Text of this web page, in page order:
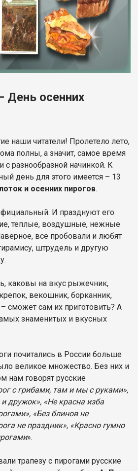
День осенних
наши читатели! Пролетело лето,
полны, а значит, самое время
с разнообразной начинкой. К
день для этого имеется – 13
и осенних пирогов.
И празднуют его
теплые, воздушные, нежные
все пробовали и любят
штрудель и другую
каковы на вкус рыжечник,
векошник, борканник,
сможет сам их приготовить? А
знаменитых и вкусных
почитались в России больше
великое множество. Без них и
нам говорят русские
с грибами, там и мы с руками»,
дружок», «Не красна изба
«Без блинов не
не праздник», «Красно гумно
».
трапезу с пирогами русские